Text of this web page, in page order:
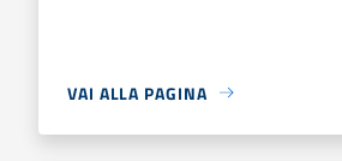
VAI ALLA PAGINA